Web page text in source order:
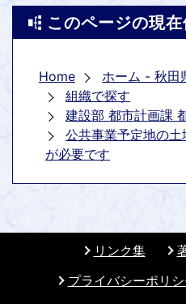
このページの現
Home
ホーム - 秋田
組織で探す
建設部 都市計画課
公共事業予定地の
が必要です
リンク集
プライバシーポリ